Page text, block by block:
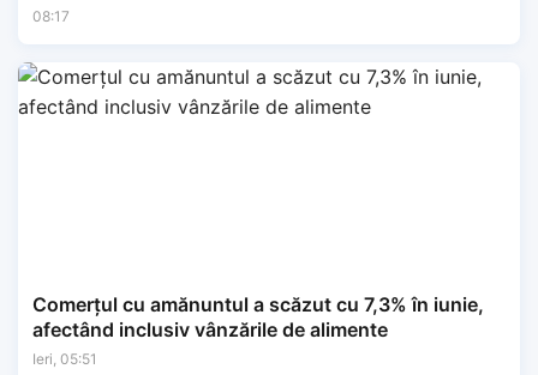
08:17
Comerțul cu amănuntul a scăzut cu 7,3% în iunie,
afectând inclusiv vânzările de alimente
Ieri, 05:51